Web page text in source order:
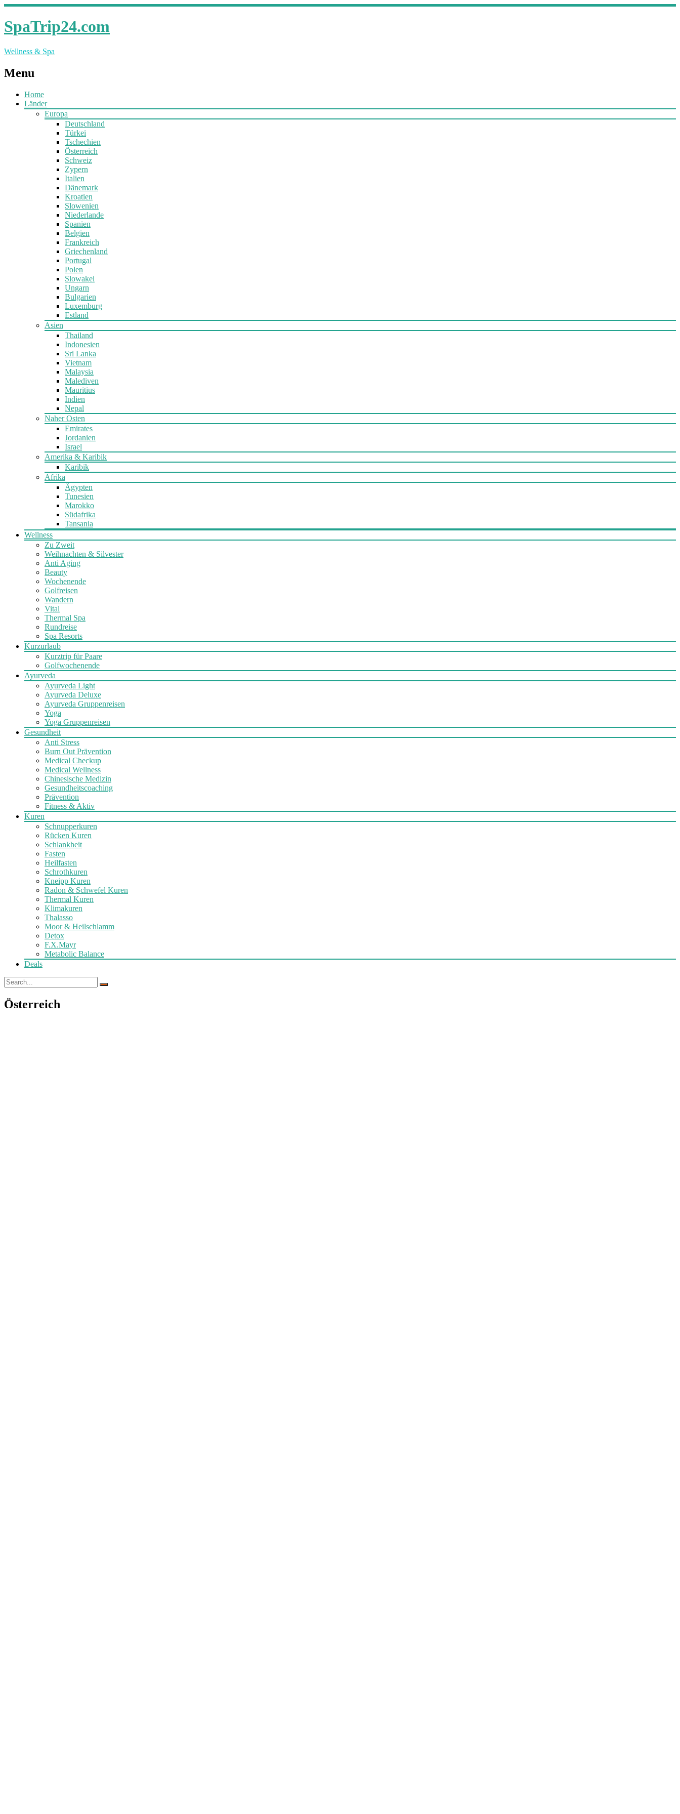
SpaTrip24.com
Wellness & Spa
Menu
Home
Länder
Europa
Deutschland
Türkei
Tschechien
Österreich
Schweiz
Zypern
Italien
Dänemark
Kroatien
Slowenien
Niederlande
Spanien
Belgien
Frankreich
Griechenland
Portugal
Polen
Slowakei
Ungarn
Bulgarien
Luxemburg
Estland
Asien
Thailand
Indonesien
Sri Lanka
Vietnam
Malaysia
Malediven
Mauritius
Indien
Nepal
Naher Osten
Emirates
Jordanien
Israel
Amerika & Karibik
Karibik
Afrika
Ägypten
Tunesien
Marokko
Südafrika
Tansania
Wellness
Zu Zweit
Weihnachten & Silvester
Anti Aging
Beauty
Wochenende
Golfreisen
Wandern
Vital
Thermal Spa
Rundreise
Spa Resorts
Kurzurlaub
Kurztrip für Paare
Golfwochenende
Ayurveda
Ayurveda Light
Ayurveda Deluxe
Ayurveda Gruppenreisen
Yoga
Yoga Gruppenreisen
Gesundheit
Anti Stress
Burn Out Prävention
Medical Checkup
Medical Wellness
Chinesische Medizin
Gesundheitscoaching
Prävention
Fitness & Aktiv
Kuren
Schnupperkuren
Rücken Kuren
Schlankheit
Fasten
Heilfasten
Schrothkuren
Kneipp Kuren
Radon & Schwefel Kuren
Thermal Kuren
Klimakuren
Thalasso
Moor & Heilschlamm
Detox
F.X.Mayr
Metabolic Balance
Deals
Österreich